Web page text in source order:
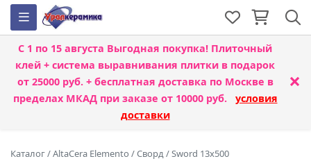
С 1 по 15 августа Выгодная покупка! Плиточный
клей + система выравнивания плитки в подарок
от 25000 руб. + бесплатная доставка по Москве в
пределах МКАД при заказе от 10000 руб. условия
доставки
×
Каталог/AltaCera Elemento /Сворд / Sword 13x500